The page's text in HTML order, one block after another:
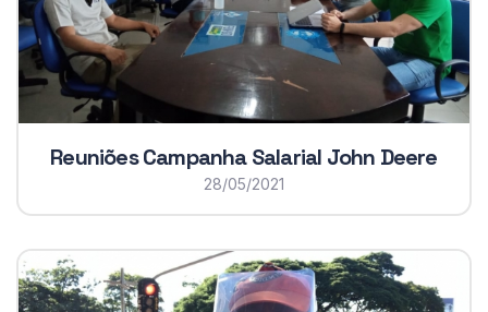
Reuniões Campanha Salarial John Deere
28/05/2021